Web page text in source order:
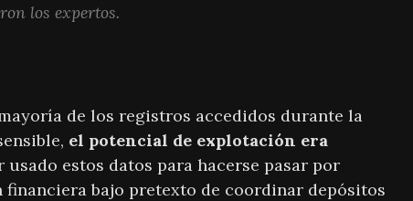
los expertos.
de los registros accedidos durante la
el potencial de explotación era
usado estos datos para hacerse pasar por
bajo pretexto de coordinar depósitos